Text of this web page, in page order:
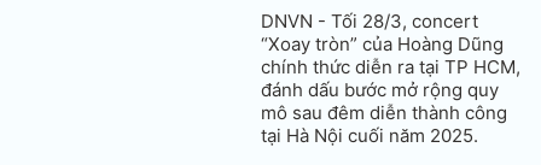
DNVN - Tối 28/3, concert
“Xoay tròn” của Hoàng Dũng
chính thức diễn ra tại TP HCM,
đánh dấu bước mở rộng quy
mô sau đêm diễn thành công
tại Hà Nội cuối năm 2025.